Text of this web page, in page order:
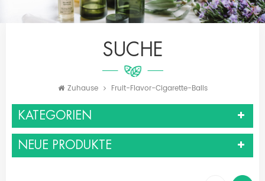
SUCHE
Zuhause Fruit-Flavor-Cigarette-Balls
KATEGORIEN
NEUE PRODUKTE